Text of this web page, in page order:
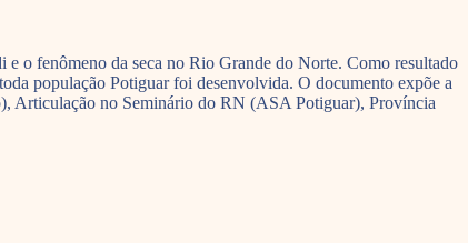
e o fenômeno da seca no Rio Grande do Norte. Como resultado
população Potiguar foi desenvolvida. O documento expõe a
Articulação no Seminário do RN (ASA Potiguar), Província